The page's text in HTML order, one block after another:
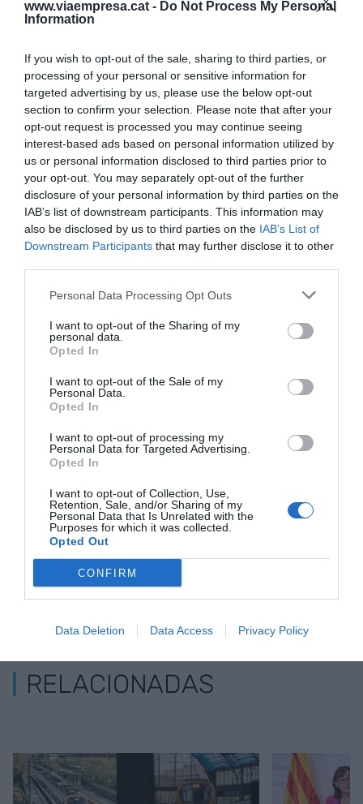
www.viaempresa.cat - Do Not Process My Personal
Information
If you wish to opt-out of the sale, sharing to third parties, or
processing of your personal or sensitive information for
targeted advertising by us, please use the below opt-out
section to confirm your selection. Please note that after your
opt-out request is processed you may continue seeing
interest-based ads based on personal information utilized by
us or personal information disclosed to third parties prior to
your opt-out. You may separately opt-out of the further
disclosure of your personal information by third parties on the
IAB’s list of downstream participants. This information may
also be disclosed by us to third parties on the IAB’s List of
Downstream Participants that may further disclose it to other
Personal Data Processing Opt Outs
I want to opt-out of the Sharing of my
personal data.
Opted In
I want to opt-out of the Sale of my
Personal Data.
Opted In
I want to opt-out of processing my
Personal Data for Targeted Advertising.
Opted In
I want to opt-out of Collection, Use,
Retention, Sale, and/or Sharing of my
Personal Data that Is Unrelated with the
Purposes for which it was collected.
Opted Out
CONFIRM
Data Deletion Data Access Privacy Policy
defendido que el traspaso integral del servicio a la
salida viable" para solucionar la situación.
Desde Junts, formación que ha presentado
algunas enmiendas a la propuesta de ERC, el
diputadoIsidre Gavinha denunciado que los
catalanes llevan años sufriendo incidencias
diarias en Rodalies y planteando propuestas de
mejora del servicio. Por otro lado, ha hecho
constar que comparten buena parte de los
planteamientos de los republicanos, menos el
problema", ha resumido. Por parte del PSOE, el
diputadoFerran Verdejoha acusado al PP de
tener "memoria selectiva" y de haber utilizado la
Catalunya".
AñadirVIA Empresacomo fuente preferida
de Google de forma gratuita
actualidad
ACTIVAR AHORA
RELACIONADAS